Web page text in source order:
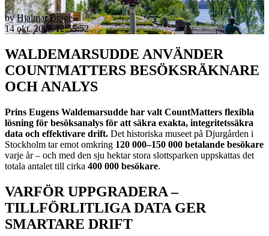
byHjalmar Brage
14 okt. 2025 12:55:52
WALDEMARSUDDE ANVÄNDER
COUNTMATTERS BESÖKSRÄKNARE
OCH ANALYS
Prins Eugens Waldemarsudde har valt CountMatters flexibla
lösning för besöksanalys för att säkra exakta, integritetssäkra
data och effektivare drift. Det historiska museet på Djurgården i
Stockholm tar emot omkring 120 000–150 000 betalande besökare
varje år – och med den sju hektar stora slottsparken uppskattas det
totala antalet till cirka 400 000 besökare.
VARFÖR UPPGRADERA –
TILLFÖRLITLIGA DATA GER
SMARTARE DRIFT